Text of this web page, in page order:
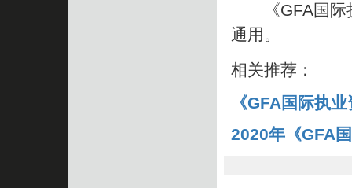
《GFA国际执
通用。
相关推荐：
《GFA国际执
2020年《GFA